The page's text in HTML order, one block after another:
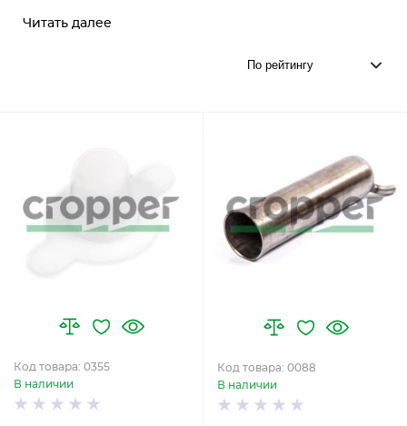
Читать далее
Код товара: 0355
В наличии
Код товара: 0088
В наличии